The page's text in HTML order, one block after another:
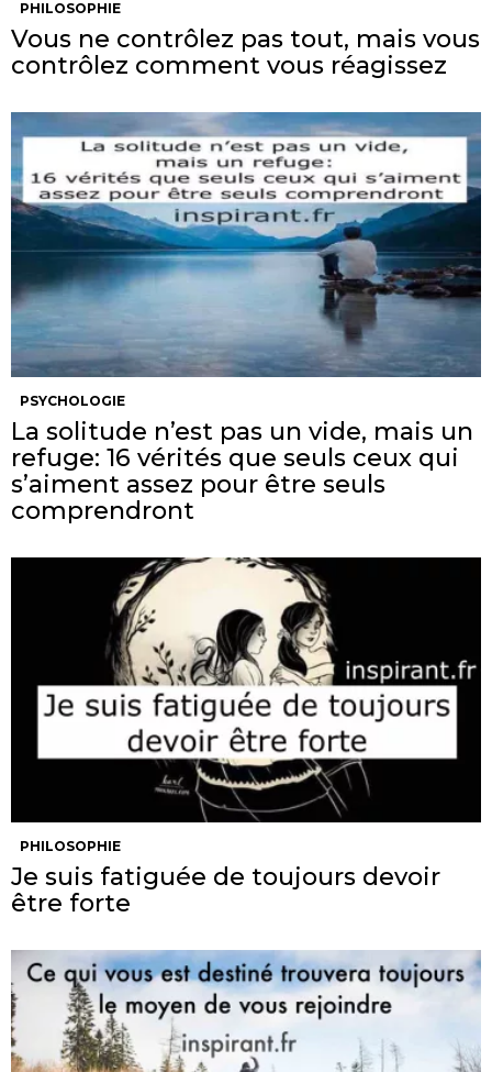
PHILOSOPHIE
Vous ne contrôlez pas tout, mais vous
contrôlez comment vous réagissez
PSYCHOLOGIE
La solitude n’est pas un vide, mais un
refuge: 16 vérités que seuls ceux qui
s’aiment assez pour être seuls
comprendront
PHILOSOPHIE
Je suis fatiguée de toujours devoir
être forte